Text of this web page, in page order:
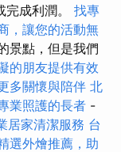
成利潤。 找專
，讓您的活動無
景點，但是我們
的朋友提供有效
多關懷與陪伴 北
業照護的長者 -
居家清潔服務 台
選外燴推薦，助